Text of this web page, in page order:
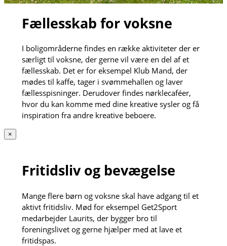
Fællesskab for voksne
I boligområderne findes en række aktiviteter der er
særligt til voksne, der gerne vil være en del af et
fællesskab. Det er for eksempel Klub Mand, der
mødes til kaffe, tager i svømmehallen og laver
fællesspisninger. Derudover findes nørklecaféer,
hvor du kan komme med dine kreative sysler og få
inspiration fra andre kreative beboere.
×
Fritidsliv og bevægelse
Mange flere børn og voksne skal have adgang til et
aktivt fritidsliv. Mød for eksempel Get2Sport
medarbejder Laurits, der bygger bro til
foreningslivet og gerne hjælper med at lave et
fritidspas.